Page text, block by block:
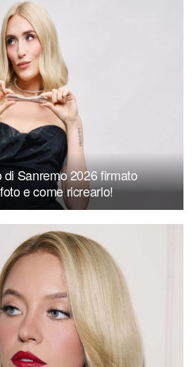
Sanremo 2026 firmato
e come ricrearlo!